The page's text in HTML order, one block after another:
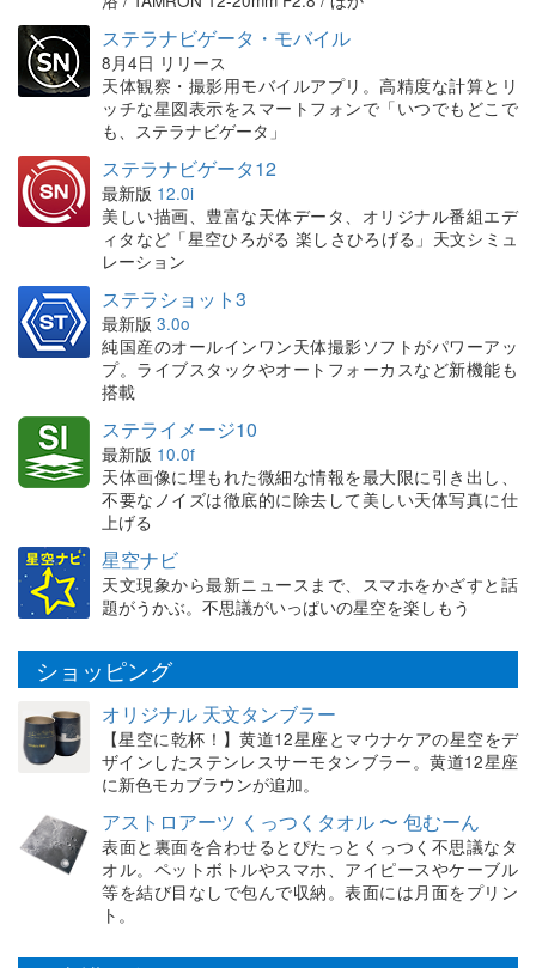
ステラナビゲータ・モバイル
8月4日 リリース
天体観察・撮影用モバイルアプリ。高精度な計算とリ
ッチな星図表示をスマートフォンで「いつでもどこで
も、ステラナビゲータ」
ステラナビゲータ12
最新版 12.0i
美しい描画、豊富な天体データ、オリジナル番組エデ
ィタなど「星空ひろがる 楽しさひろげる」天文シミュ
レーション
ステラショット3
最新版 3.0o
純国産のオールインワン天体撮影ソフトがパワーアッ
プ。ライブスタックやオートフォーカスなど新機能も
搭載
ステライメージ10
最新版 10.0f
天体画像に埋もれた微細な情報を最大限に引き出し、
不要なノイズは徹底的に除去して美しい天体写真に仕
上げる
星空ナビ
天文現象から最新ニュースまで、スマホをかざすと話
題がうかぶ。不思議がいっぱいの星空を楽しもう
ショッピング
オリジナル 天文タンブラー
【星空に乾杯！】黄道12星座とマウナケアの星空をデ
ザインしたステンレスサーモタンブラー。黄道12星座
に新色モカブラウンが追加。
アストロアーツ くっつくタオル 〜 包むーん
表面と裏面を合わせるとぴたっとくっつく不思議なタ
オル。ペットボトルやスマホ、アイピースやケーブル
等を結び目なしで包んで収納。表面には月面をプリン
ト。